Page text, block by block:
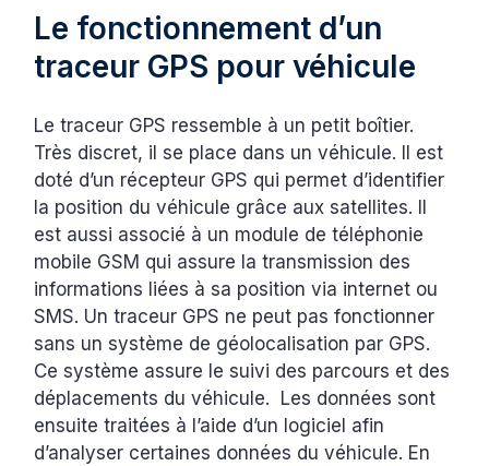
Le fonctionnement d’un
traceur GPS pour véhicule
Le traceur GPS ressemble à un petit boîtier.
Très discret, il se place dans un véhicule. Il est
doté d’un récepteur GPS qui permet d’identifier
la position du véhicule grâce aux satellites. Il
est aussi associé à un module de téléphonie
mobile GSM qui assure la transmission des
informations liées à sa position via internet ou
SMS. Un traceur GPS ne peut pas fonctionner
sans un système de géolocalisation par GPS.
Ce système assure le suivi des parcours et des
déplacements du véhicule. Les données sont
ensuite traitées à l’aide d’un logiciel afin
d’analyser certaines données du véhicule. En